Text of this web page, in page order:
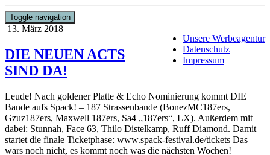
Toggle navigation
Unsere Werbeagentur
Datenschutz
Impressum
13. März 2018
DIE NEUEN ACTS
SIND DA!
Leude! Nach goldener Platte & Echo Nominierung kommt DIE
Bande aufs Spack! – 187 Strassenbande (BonezMC187ers,
Gzuz187ers, Maxwell 187ers, Sa4 „187ers“, LX). Außerdem mit
dabei: Stunnah, Face 63, Thilo Distelkamp, Ruff Diamond. Damit
startet die finale Ticketphase: www.spack-festival.de/tickets Das
wars noch nicht, es kommt noch was die nächsten Wochen!